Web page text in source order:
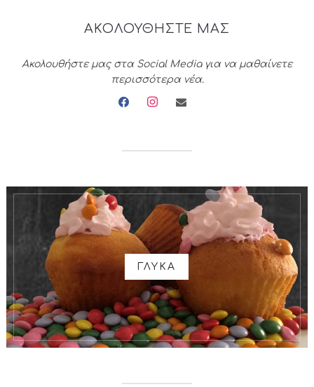
ΑΚΟΛΟΥΘΗΣΤΕ ΜΑΣ
Ακολουθήστε μας στα Social Media για να μαθαίνετε
περισσότερα νέα.
facebookinstagramenvelope
ΓΛΥΚΑ